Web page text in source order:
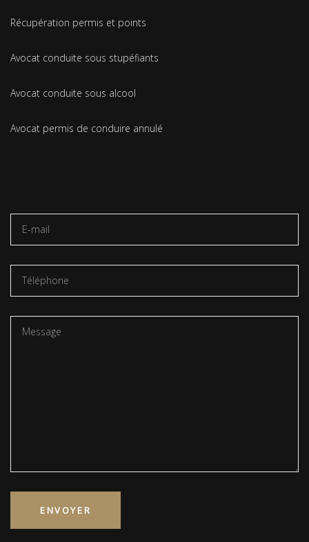
Récupération permis et points
Avocat conduite sous stupéfiants
Avocat conduite sous alcool
Avocat permis de conduire annulé